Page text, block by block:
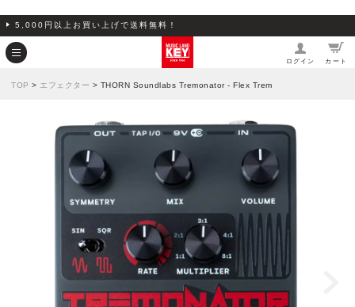
5,000円以上お買い上げで送料無料！
ログイン カート
TOP > エフェクター > THORN Soundlabs Tremonator - Flex Trem